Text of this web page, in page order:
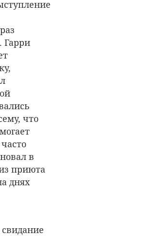
Гарри
что
в
приюта
днях